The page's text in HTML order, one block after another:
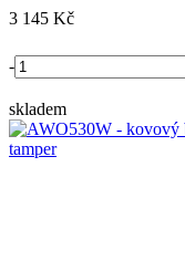
3 145 Kč
-
skladem